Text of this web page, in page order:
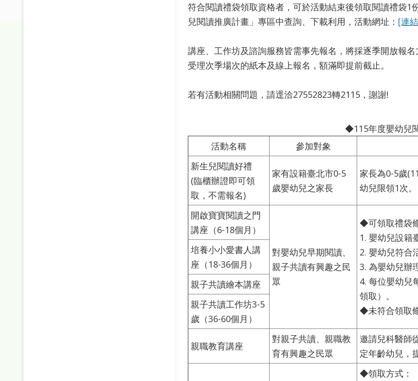
符合閱讀禮袋領取資格者，可於活動結束後領取閱讀禮袋
兒閱讀推廣計畫」專區中查詢、下載利用，活動網址： [連
講座、工作坊及諮詢服務皆需事先報名，將採逐季開放報
受理次季場次的紙本及線上報名，額滿即提前截止。
若有活動相關問題，請逕洽27552823轉2115，謝謝!
◆115年度嬰幼兒
活動名稱
參加對象
新生兒閱讀好禮
(臨櫃辦證即可領
取，不需報名)
家有設籍臺北市0-5
歲嬰幼兒之家長
家長為0-5歲
幼兒限領1次。
開啟寶寶閱讀之門
講座（6-18個月）
對嬰幼兒早期閱讀、
親子共讀有興趣之民
眾
◆可領取禮袋
1. 嬰幼兒設籍
2. 嬰幼兒符合
3. 為嬰幼兒辦
4. 每位嬰幼兒
領取）。
◆未符合領取
培養小小愛書人講
座（18-36個月）
親子共讀繪本講座
親子共讀工作坊3-5
歲（36-60個月）
親職教育講座
對親子共讀、親職教
育有興趣之民眾
邀請兒科醫師
定年齡幼兒，
◆領取方式：